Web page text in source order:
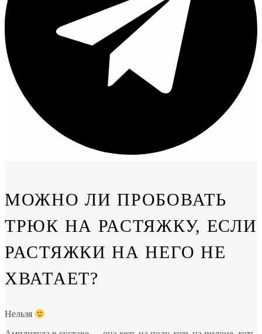
МОЖНО ЛИ ПРОБОВАТЬ
ТРЮК НА РАСТЯЖКУ, ЕСЛИ
РАСТЯЖКИ НА НЕГО НЕ
ХВАТАЕТ?
Нельзя